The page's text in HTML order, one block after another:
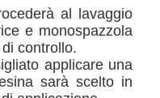
al lavaggio
e monospazzola
controllo.
applicare una
sarà scelto in